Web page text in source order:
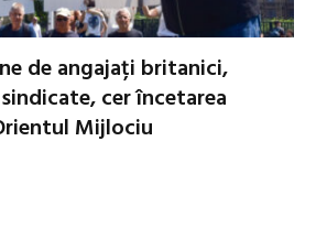
de angajați britanici,
cer încetarea
Mijlociu